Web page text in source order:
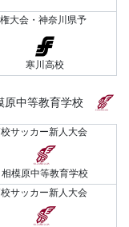
大会・神奈川県予
寒川高校
原中等教育学校
サッカー新人大会
相模原中等教育学校
サッカー新人大会